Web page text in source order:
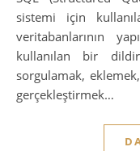
sistemi için
veritabanlarının
kullanılan bir
sorgulamak,
gerçekleştirmek…